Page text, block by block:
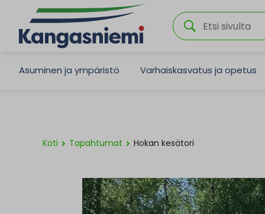
Asuminen ja ympäristö Varhaiskasvatus ja opetus
Koti Tapahtumat Hokan kesätori